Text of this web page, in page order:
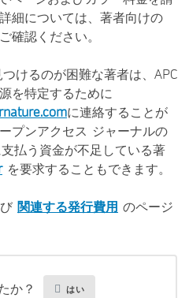
細については、著者向けの
確認ください。
けるのが困難な著者は、APC
を特定するために
に連絡することが
プンアクセス ジャーナルの
払う資金が不足している著
を要求することもできます。
関連する発行費用 のページ
か？ はい